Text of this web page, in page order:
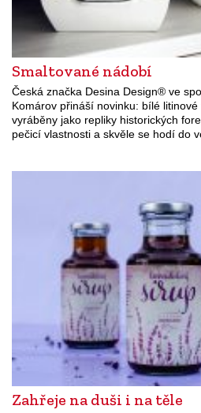
Smaltované nádobí
Česká značka Desina Design® ve
Komárov přináší novinku: bílé
vyráběny jako repliky historických
pečicí vlastnosti a skvěle se hodí do
Zahřeje na duši i na těle